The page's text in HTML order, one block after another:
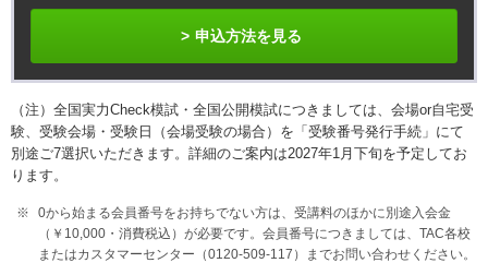
申込方法を見る
（注）全国実力Check模試・全国公開模試につきましては、会場or自宅受
験、受験会場・受験日（会場受験の場合）を「受験番号発行手続」にて
別途ご7選択いただきます。詳細のご案内は2027年1月下旬を予定してお
ります。
0から始まる会員番号をお持ちでない方は、受講料のほかに別途入会金
（￥10,000・消費税込）が必要です。会員番号につきましては、TAC各校
またはカスタマーセンター（0120-509-117）までお問い合わせください。